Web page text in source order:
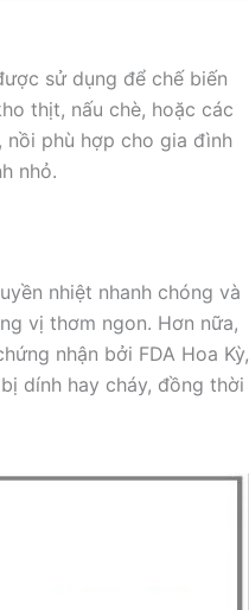
sử dụng để chế biến
thịt, nấu chè, hoặc các
nồi phù hợp cho gia đình
nhỏ.
nhiệt nhanh chóng và
vị thơm ngon. Hơn nữa,
nhận bởi FDA Hoa Kỳ,
dính hay cháy, đồng thời